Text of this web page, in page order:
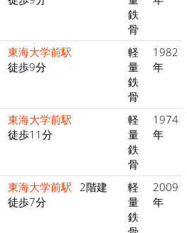
鉄
骨
東海大学前駅
徒歩9分
軽
量
鉄
骨
1982
年
東海大学前駅
徒歩11分
軽
量
鉄
骨
1974
年
東海大学前駅
徒歩7分
2階建
軽
量
鉄
2009
年